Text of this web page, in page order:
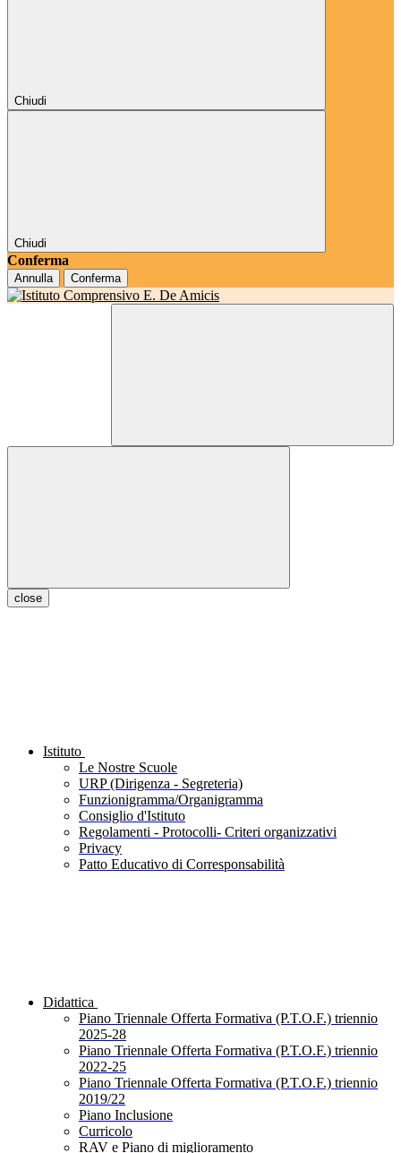
Chiudi
Chiudi
Conferma
Annulla Conferma
close
Istituto
Le Nostre Scuole
URP (Dirigenza - Segreteria)
Funzionigramma/Organigramma
Consiglio d'Istituto
Regolamenti - Protocolli- Criteri organizzativi
Privacy
Patto Educativo di Corresponsabilità
Didattica
Piano Triennale Offerta Formativa (P.T.O.F.) triennio
2025-28
Piano Triennale Offerta Formativa (P.T.O.F.) triennio
2022-25
Piano Triennale Offerta Formativa (P.T.O.F.) triennio
2019/22
Piano Inclusione
Curricolo
RAV e Piano di miglioramento